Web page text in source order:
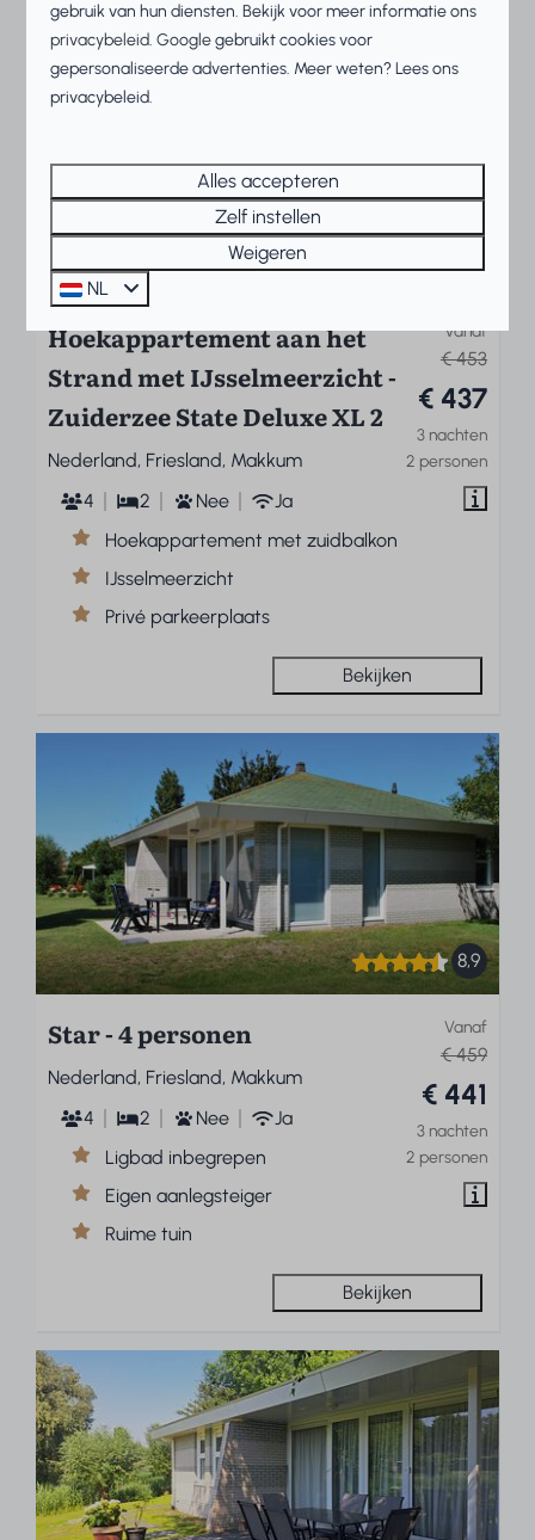
9,2
Vanaf
€ 453
€ 437
3 nachten
2 personen
Hoekappartement aan het
Strand met IJsselmeerzicht -
Zuiderzee State Deluxe XL 2
Nederland, Friesland, Makkum
4
2 Nee
Ja
Hoekappartement met zuidbalkon
IJsselmeerzicht
Privé parkeerplaats
Bekijken
8,9
Vanaf
€ 459
€ 441
3 nachten
2 personen
Star - 4 personen
Nederland, Friesland, Makkum
4
2 Nee
Ja
Ligbad inbegrepen
Eigen aanlegsteiger
Ruime tuin
Bekijken
gebruik van hun diensten. Bekijk voor meer informatie ons
privacybeleid.Googlegebruikt cookies voor
gepersonaliseerde advertenties. Meer weten? Lees ons
privacybeleid.
Alles accepteren
Zelf instellen
Weigeren
NL